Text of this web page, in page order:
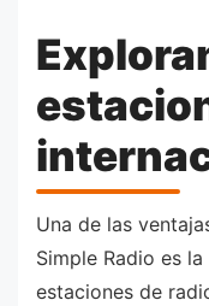
Una de las
Simple Radio es
estaciones de